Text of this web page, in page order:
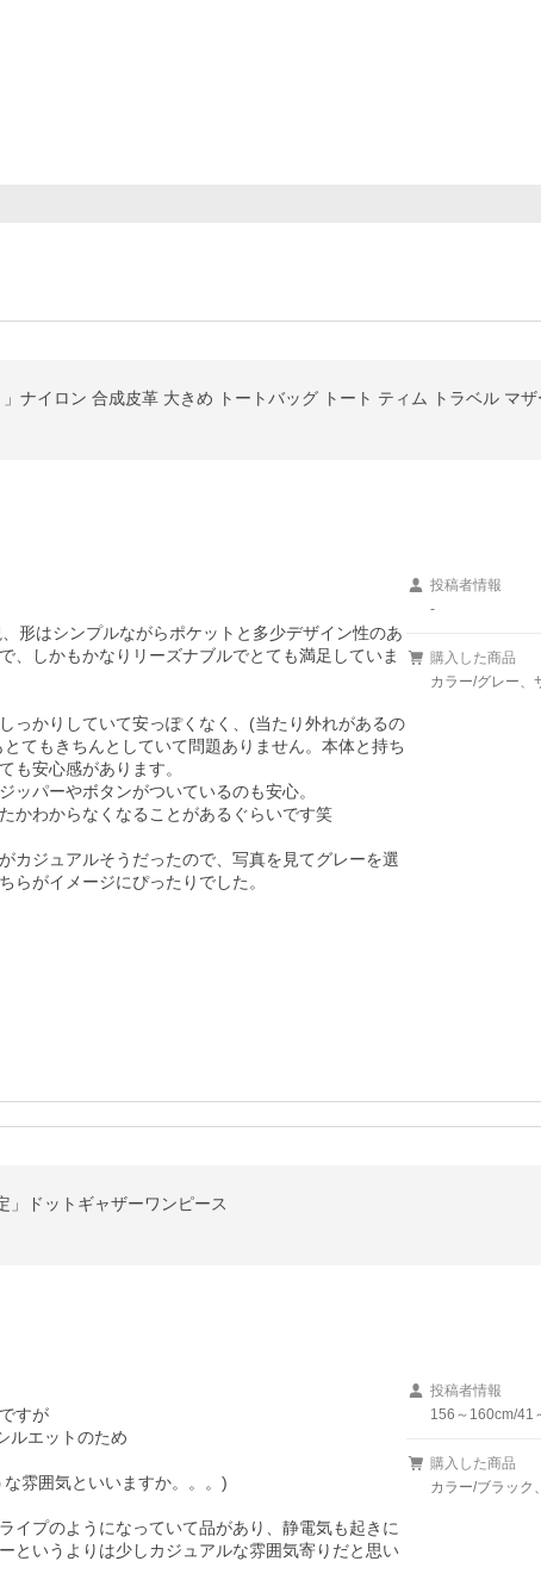
ナイロン 合成皮革 大きめ トートバッグ トート ティム トラベル マ
形はシンプルながらポケットと多少デザイン性のあ
、しかもかなりリーズナブルでとても満足していま
っかりしていて安っぽくなく、(当たり外れがあるの
てもきちんとしていて問題ありません。本体と持ち
も安心感があります。
ッパーやボタンがついているのも安心。
かわからなくなることがあるぐらいです笑
カジュアルそうだったので、写真を見てグレーを選
らがイメージにぴったりでした。
投稿者情報
-
購入した商品
カラー/グレー、
」ドットギャザーワンピース
すが
ルエットのため
雰囲気といいますか。。。)
イプのようになっていて品があり、静電気も起きに
というよりは少しカジュアルな雰囲気寄りだと思い
投稿者情報
156～160cm/41
購入した商品
カラー/ブラック